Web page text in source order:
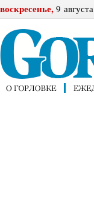
воскресенье, 9 августа